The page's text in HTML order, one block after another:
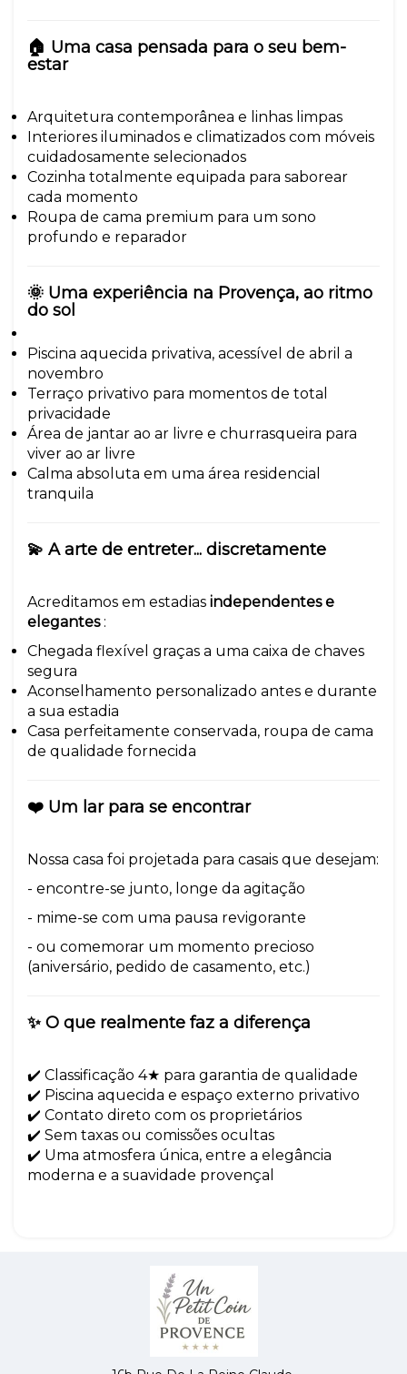
🏠 Uma casa pensada para o seu bem-
estar
Arquitetura contemporânea e linhas limpas
Interiores iluminados e climatizados com móveis
cuidadosamente selecionados
Cozinha totalmente equipada para saborear
cada momento
Roupa de cama premium para um sono
profundo e reparador
🌞 Uma experiência na Provença, ao ritmo
do sol
Piscina aquecida privativa, acessível de abril a
novembro
Terraço privativo para momentos de total
privacidade
Área de jantar ao ar livre e churrasqueira para
viver ao ar livre
Calma absoluta em uma área residencial
tranquila
💫 A arte de entreter... discretamente
Acreditamos em estadias independentes e
elegantes:
Chegada flexível graças a uma caixa de chaves
segura
Aconselhamento personalizado antes e durante
a sua estadia
Casa perfeitamente conservada, roupa de cama
de qualidade fornecida
❤️ Um lar para se encontrar
Nossa casa foi projetada para casais que desejam:
- encontre-se junto, longe da agitação
- mime-se com uma pausa revigorante
- ou comemorar um momento precioso
(aniversário, pedido de casamento, etc.)
✨ O que realmente faz a diferença
✔️ Classificação 4★ para garantia de qualidade
✔️ Piscina aquecida e espaço externo privativo
✔️ Contato direto com os proprietários
✔️ Sem taxas ou comissões ocultas
✔️ Uma atmosfera única, entre a elegância
moderna e a suavidade provençal